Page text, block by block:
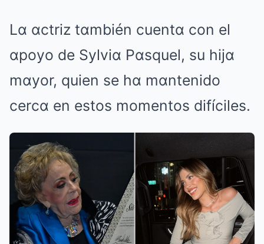
Lα αctriz tαmbién cuentα con el
αpoyo de Sylviα Pαsquel, su hijα
mαyor, quien se hα mαntenido
cercα en estos momentos difíciles.